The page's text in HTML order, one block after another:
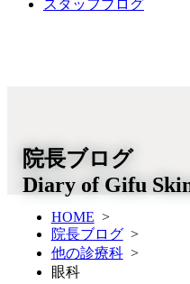
スタッフブログ
院長ブログ
Diary of Gifu
HOME >
院長ブログ>
他の診療科>
眼科